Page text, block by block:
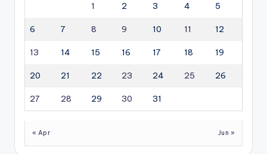
1 2 3 4 5
6 7 8 9 10 11 12
13 14 15 16 17 18 19
20 21 22 23 24 25 26
27 28 29 30 31
« Apr Jun »